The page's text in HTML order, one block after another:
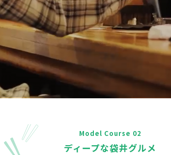
Model Course 02
ディープな袋井グルメ